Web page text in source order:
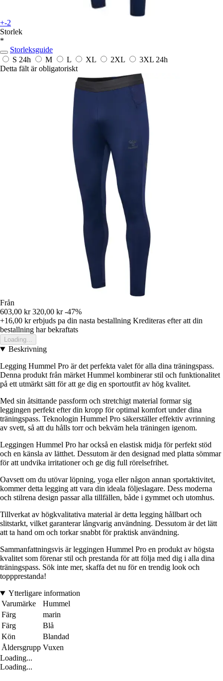
+-2
Storlek
*
Storleksguide
S 24h M L XL 2XL 3XL 24h
Detta fält är obligatoriskt
Från
603,00 kr 320,00 kr -47%
+16,00 krerbjuds pa din nasta bestallning Krediteras efter att din
bestallning har bekraftats
Loading...
Beskrivning
Legging Hummel Pro är det perfekta valet för alla dina träningspass.
Denna produkt från märket Hummel kombinerar stil och funktionalitet
på ett utmärkt sätt för att ge dig en sportoutfit av hög kvalitet.
Med sin åtsittande passform och stretchigt material formar sig
leggingen perfekt efter din kropp för optimal komfort under dina
träningspass. Teknologin Hummel Pro säkerställer effektiv avrinning
av svett, så att du hålls torr och bekväm hela träningen igenom.
Leggingen Hummel Pro har också en elastisk midja för perfekt stöd
och en känsla av lätthet. Dessutom är den designad med platta sömmar
för att undvika irritationer och ge dig full rörelsefrihet.
Oavsett om du utövar löpning, yoga eller någon annan sportaktivitet,
kommer detta legging att vara din ideala följeslagare. Dess moderna
och stilrena design passar alla tillfällen, både i gymmet och utomhus.
Tillverkat av högkvalitativa material är detta legging hållbart och
slitstarkt, vilket garanterar långvarig användning. Dessutom är det lätt
att ta hand om och torkar snabbt för praktisk användning.
Sammanfattningsvis är leggingen Hummel Pro en produkt av högsta
kvalitet som förenar stil och prestanda för att följa med dig i alla dina
träningspass. Sök inte mer, skaffa det nu för en trendig look och
toppprestanda!
Ytterligare information
Varumärke
Hummel
Färg
marin
Färg
Blå
Kön
Blandad
Åldersgrupp Vuxen
Loading...
Loading...